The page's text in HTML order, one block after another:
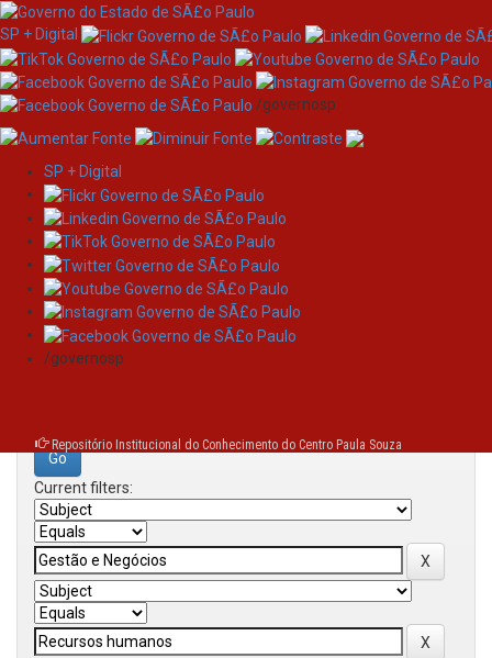
Skip
navigation
SP + Digital
/governosp
SP + Digital
/governosp
Repositório Institucional do Conhecimento do Centro Paula Souza
Search
Search:
Current filters: